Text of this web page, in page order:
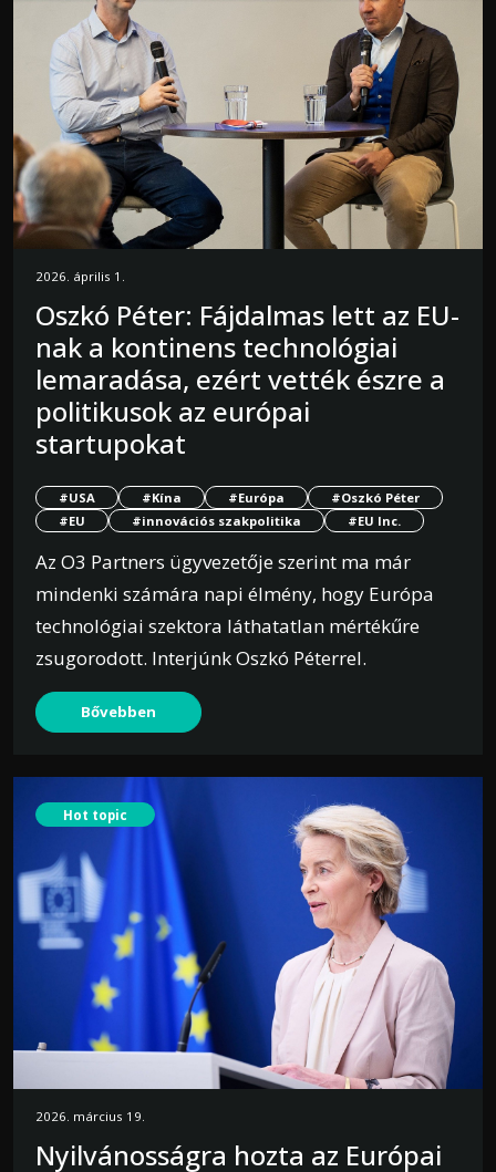
2026. április 1.
Oszkó Péter: Fájdalmas lett az EU-
nak a kontinens technológiai
lemaradása, ezért vették észre a
politikusok az európai
startupokat
#USA #Kína #Európa
#Oszkó Péter
#EU
#innovációs szakpolitika #EU Inc.
Az O3 Partners ügyvezetője szerint ma már
mindenki számára napi élmény, hogy Európa
technológiai szektora láthatatlan mértékűre
zsugorodott. Interjúnk Oszkó Péterrel.
Bővebben
Hot topic
2026. március 19.
Nyilvánosságra hozta az Európai